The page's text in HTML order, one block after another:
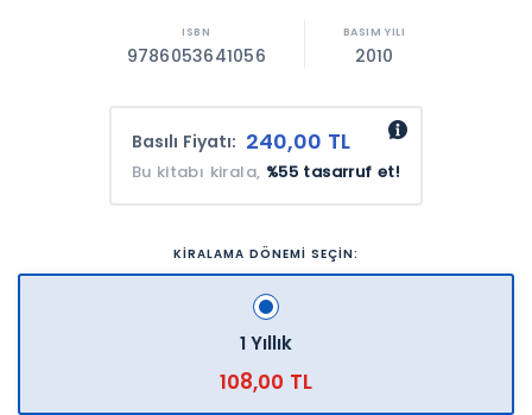
9786053641056 2010
Basılı Fiyatı: 240,00 TL
Bu kitabı kirala, %55 tasarruf et!
KİRALAMA DÖNEMİ SEÇİN:
1 Yıllık
108,00 TL